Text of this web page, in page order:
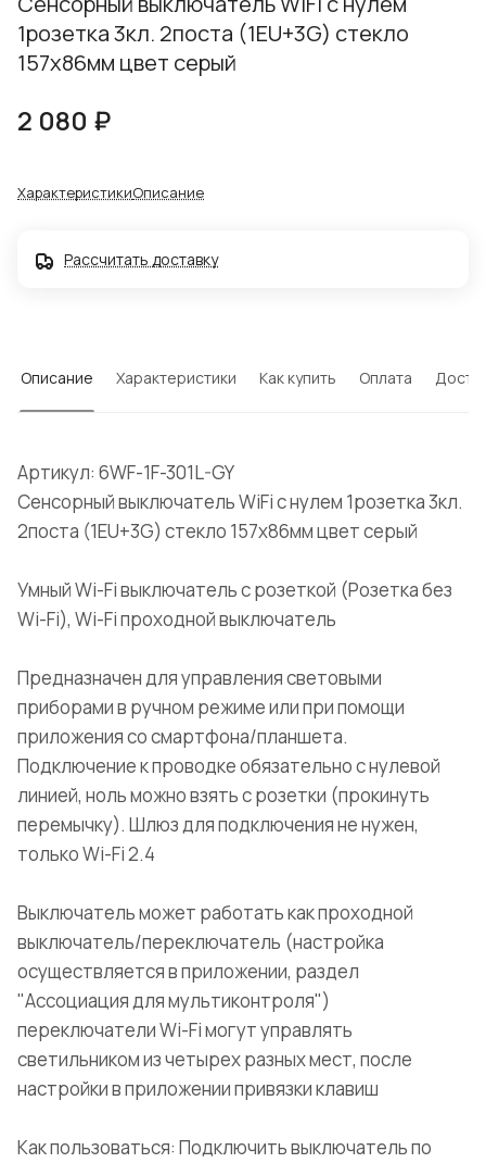
1розетка 3кл. 2поста (1EU+3G) стекло
157х86мм цвет серый
2 080 ₽
ХарактеристикиОписание
Рассчитать доставку
Описание Характеристики Как купить Оплата
Артикул: 6WF-1F-301L-GY
Сенсорный выключатель WiFi с нулем 1розетка 3кл.
2поста (1EU+3G) стекло 157х86мм цвет серый
Умный Wi-Fi выключатель с розеткой (Розетка без
Wi-Fi), Wi-Fi проходной выключатель
Предназначен для управления световыми
приборами в ручном режиме или при помощи
приложения со смартфона/планшета.
Подключение к проводке обязательно с нулевой
линией, ноль можно взять с розетки (прокинуть
перемычку). Шлюз для подключения не нужен,
только Wi-Fi 2.4
Выключатель может работать как проходной
выключатель/переключатель (настройка
осуществляется в приложении, раздел
"Ассоциация для мультиконтроля")
переключатели Wi-Fi могут управлять
светильником из четырех разных мест, после
настройки в приложении привязки клавиш
Как пользоваться: Подключить выключатель по